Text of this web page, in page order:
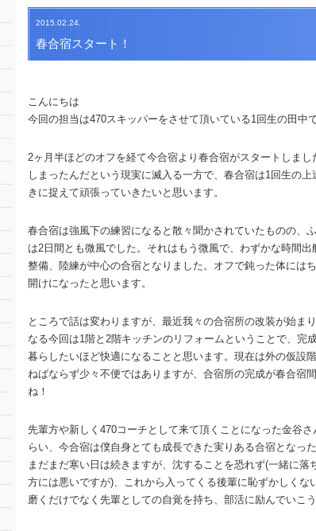
2015.02.24.
春合宿スタート！
こんにちは
今回の担当は470スキッパーをさせて頂いている1回生の田中で
2ヶ月半ほどのオフを経て今合宿より春合宿がスタートしまし
しまったんだという現実に滅入る一方で、春合宿は1回生の上
きに捉えて頑張っていきたいと思います。
春合宿は強風下の練習になると散々聞かされていたものの、
は2日間とも微風でした。それはもう微風で、わずかな時間
整備、陸練が中心の合宿となりました。オフで鈍った体には
開けになったと思います。
ところで話は変わりますが、最近我々の合宿所の改装が始ま
なる今回は1階と2階キッチンのリフォームということで、完
暮らしたいほど快適になることと思います。現在は外の仮設
ねばならず少々不便ではありますが、合宿所の完成が春合宿
ね！
先輩方や新しく470コーチとして来て頂くことになった金谷
らい、今合宿は僕自身とても成長できた実りある合宿となった
まだまだ寒い日は続きますが、沈することを恐れず(一緒に落
方には悪いですが)、これから入ってくる後輩に恥ずかしくな
磨くだけでなく先輩としての自覚を持ち、部活に励んでいこう